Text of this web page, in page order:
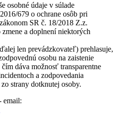
osobné údaje v súlade
679 o ochrane osôb pri
SR č. 18/2018 Z.z.
a doplnení niektorých
len prevádzkovateľ) prehlasuje,
osobu na zaistenie
dáva možnosť transparentne
a zodpovedania
strany dotknutej osoby.
email: